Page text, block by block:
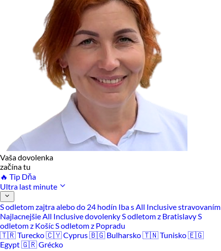
Vaša dovolenka
začína tu
🔥 Tip Dňa
Ultra last minute
S odletom zajtra alebo do 24 hodín Iba s All Inclusive stravovaním
Najlacnejšie All Inclusive dovolenkyS odletom z BratislavyS
odletom z KošícS odletom z Popradu
🇹🇷 Turecko🇨🇾 Cyprus🇧🇬 Bulharsko🇹🇳 Tunisko🇪🇬
Egypt🇬🇷 Grécko
Technické a nevyhnutné cookies
Analytické a marketingové cookies
Reklamné úložisko
Reklamné používateľské dáta
Personalizácia reklám
Povoliť vybrané
Odmietnuť